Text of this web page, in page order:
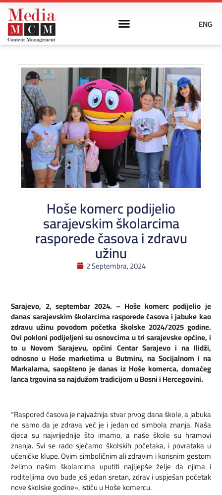
ENG
Hoše komerc podijelio
sarajevskim školarcima
rasporede časova i zdravu
užinu
2 Septembra, 2024
Sarajevo, 2, septembar 2024. – Hoše komerc podijelio je
danas sarajevskim školarcima rasporede časova i jabuke kao
zdravu užinu povodom početka školske 2024/2025 godine.
Ovi pokloni podijeljeni su osnovcima u tri sarajevske općine, i
to u Novom Sarajevu, općini Centar Sarajevo i na Ilidži,
odnosno u Hoše marketima u Butmiru, na Socijalnom i na
Markalama, saopšteno je danas iz Hoše komerca, domaćeg
lanca trgovina sa najdužom tradicijom u Bosni i Hercegovini.
“Raspored časova je najvažnija stvar prvog dana škole, a jabuka
ne samo da je zdrava već je i jedan od simbola znanja. Naša
djeca su najvrijednije što imamo, a naše škole su hramovi
znanja. Svi se rado sjećamo školskih početaka, i povrataka u
učeničke klupe. Ovim simboličnim ali zdravim i korisnim gestom
želimo našim školarcima uputiti najljepše želje da njima i
roditeljima ovo bude još jedan sretan, zdrav i uspješan početak
nove školske godine», ističu u Hoše komercu.